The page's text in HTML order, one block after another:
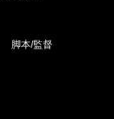
脚本/監督